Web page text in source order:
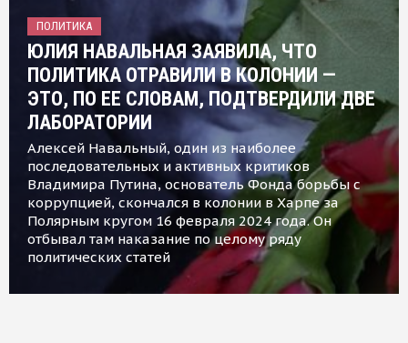
ПОЛИТИКА
ЮЛИЯ НАВАЛЬНАЯ ЗАЯВИЛА, ЧТО
ПОЛИТИКА ОТРАВИЛИ В КОЛОНИИ —
ЭТО, ПО ЕЕ СЛОВАМ, ПОДТВЕРДИЛИ ДВЕ
ЛАБОРАТОРИИ
Алексей Навальный, один из наиболее
последовательных и активных критиков
Владимира Путина, основатель Фонда борьбы с
коррупцией, скончался в колонии в Харпе за
Полярным кругом 16 февраля 2024 года. Он
отбывал там наказание по целому ряду
политических статей